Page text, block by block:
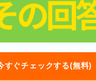
すぐチェックする(無料)